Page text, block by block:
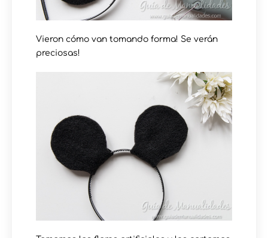
Vieron cómo van tomando forma! Se verán
preciosas!